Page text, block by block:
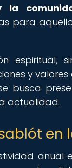
la
para
espiritual,
y
busca
actualidad.
en
anual